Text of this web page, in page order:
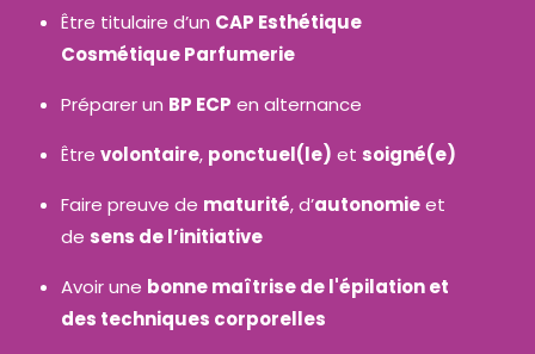
Être titulaire d’un CAP Esthétique
Cosmétique Parfumerie
Préparer un BP ECP en alternance
Êtrevolontaire, ponctuel(le) et soigné(e)
Faire preuve de maturité, d’autonomieet
de sens de l’initiative
Avoir une bonne maîtrise de l'épilation et
des techniques corporelles